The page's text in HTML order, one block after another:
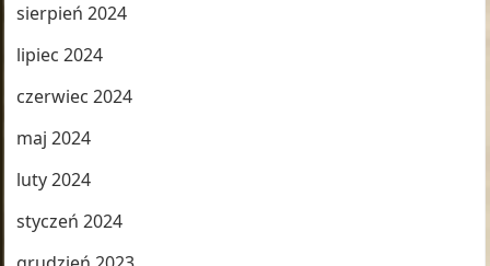
sierpień 2024
lipiec 2024
czerwiec 2024
maj 2024
luty 2024
styczeń 2024